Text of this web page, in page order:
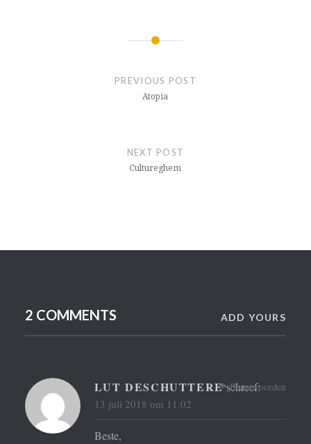
BERICHTNAVIGATIE
PREVIOUS POST
Atopia
NEXT POST
Culture­ghem
2 COMMENTS ADD YOURS
LUT DESCHUTTEREschreef:
13 juli 2018 om 11:02
Beste,
Beantwoorden